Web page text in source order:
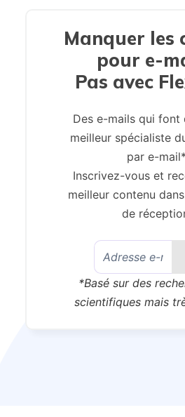
Manquer les
pour e-
Pas avec
Des e-mails qui font
meilleur spécialiste
par e-
Inscrivez-vous et
meilleur contenu
de
*Basé sur des
scientifiques mais